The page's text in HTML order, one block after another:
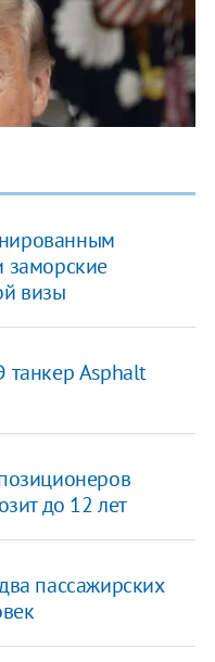
заморские
визы
танкер Asphalt
до 12 лет
пассажирских